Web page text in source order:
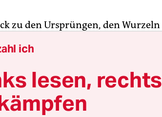
zu den Ursprüngen, den Wurzeln
zu harter Technomusik
auf die Suche nach
Herkunft dieses Tanzstils. Und
in Georgien. So zumindest
zu „Marry Me in Bassiani“
ich
lesen, rechts